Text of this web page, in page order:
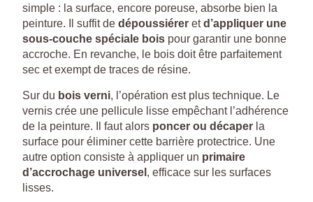
simple : la surface, encore poreuse, absorbe bien la
peinture. Il suffit de dépoussiérer etd’appliquer une
sous-couche spéciale bois pour garantir une bonne
accroche. En revanche, le bois doit être parfaitement
sec et exempt de traces de résine.
Sur du bois verni, l’opération est plus technique. Le
vernis crée une pellicule lisse empêchant l’adhérence
de la peinture. Il faut alors poncer ou décaper la
surface pour éliminer cette barrière protectrice. Une
autre option consiste à appliquer un primaire
d’accrochage universel , efficace sur les surfaces
lisses.